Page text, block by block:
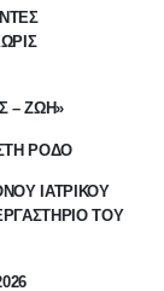
– ΖΩΗ»
ΣΤΗ ΡΟΔΟ
ΙΑΤΡΙΚΟΥ
ΤΟΥ